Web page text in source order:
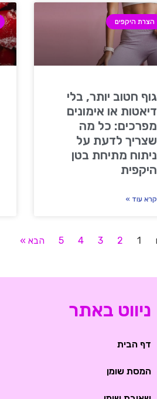
הצרת היקפים
גוף חטוב יותר, בלי
דיאטות או אימונים
מפרכים: כל מה
שצריך לדעת על
ניתוח מתיחת בטן
היקפית
קרא עוד »
1
2
3
4
5 הבא »
ניווט באתר
דף הבית
המסת שומן